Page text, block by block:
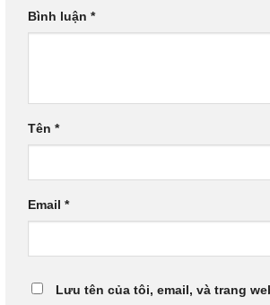
Bình luận *
Tên *
Email *
Lưu tên của tôi, email, và trang